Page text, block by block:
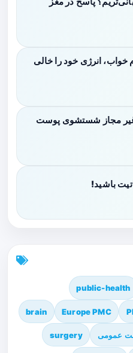
خواب، انرژی خود را خالی
مجاز شستشوی پوست
باشید!
public-health
Europe PMC
brain
عمومی surgery